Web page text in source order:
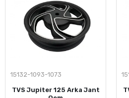
15132-1093-1073
TVS Jupiter 125 Arka Jant